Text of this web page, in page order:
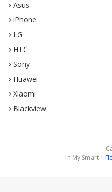
Asus
iPhone
LG
HTC
Sony
Huawei
Xiaomi
Blackview
In My Smart |